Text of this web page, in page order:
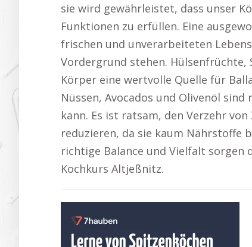
sie wird gewährleistet, dass unser
Funktionen zu erfüllen. Eine
frischen und unverarbeiteten
Vordergrund stehen.
Körper eine wertvolle Quelle für
Nüssen, Avocados und Olivenöl
kann. Es ist ratsam, den Verzehr
reduzieren, da sie kaum Nährstoffe
richtige Balance und Vielfalt
Kochkurs Altjeßnitz.